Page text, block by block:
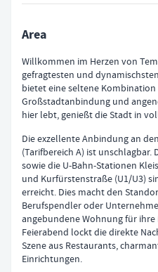
Area
Willkommen im Herzen von
gefragtesten und
bietet eine seltene
Großstadtanbindung und
hier lebt, genießt die Stadt in
Die exzellente Anbindung an
(Tarifbereich A) ist unschlagbar.
sowie die U-Bahn-Stationen
und Kurfürstenstraße (U1/U3)
erreicht. Dies macht den
Berufspendler oder
angebundene Wohnung für ihre
Feierabend lockt die direkte
Szene aus Restaurants,
Einrichtungen.